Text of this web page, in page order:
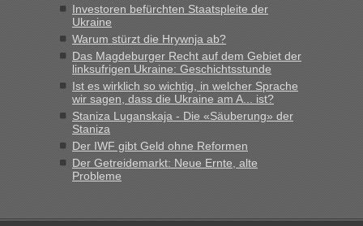
Berichte und Reisetipps • Re: An welchem
Grenzübergang zwischen Polen und der Ukraine geht es am
schnellsten?
„Derzeit, ist es überall sehr voll an den Grenzen Ukraine/
Polen. Zb. Krakovets 100 PKW ca. 10 h Wartezeit. Wollen
Montag rüber, versuchen es sehr früh.“
Investoren befürchten Staatspleite der
Ukraine
Warum stürzt die Hrywnja ab?
Das Magdeburger Recht auf dem Gebiet der
linksufrigen Ukraine: Geschichtsstunde
Ist es wirklich so wichtig, in welcher Sprache
wir sagen, dass die Ukraine am A... ist?
Staniza Luganskaja - Die «Säuberung» der
Staniza
Der IWF gibt Geld ohne Reformen
Der Getreidemarkt: Neue Ernte, alte
Probleme